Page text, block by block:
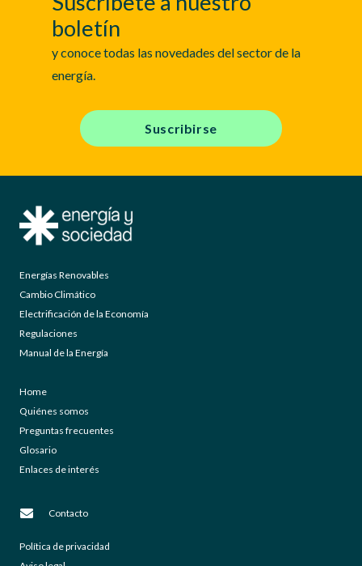
boletín
y conoce todas las novedades del sector de la
energía.
Suscribirse
Energías Renovables
Cambio Climático
Electrificación de la Economía
Regulaciones
Manual de la Energía
Home
Quiénes somos
Preguntas frecuentes
Glosario
Enlaces de interés
Contacto
Política de privacidad